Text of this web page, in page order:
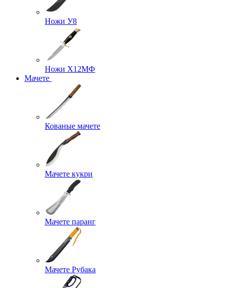
Ножи У8
Ножи Х12МФ
Мачете
Кованые мачете
Мачете кукри
Мачете паранг
Мачете Рубака